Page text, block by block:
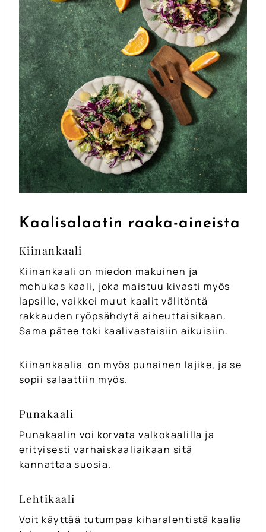
Kaalisalaatin raaka-aineista
Kiinankaali
Kiinankaali on miedon makuinen ja
mehukas kaali, joka maistuu kivasti myös
lapsille, vaikkei muut kaalit välitöntä
rakkauden ryöpsähdytä aiheuttaisikaan.
Sama pätee toki kaalivastaisiin aikuisiin.
Kiinankaalia on myös punainen lajike, ja se
sopii salaattiin myös.
Punakaali
Punakaalin voi korvata valkokaalilla ja
erityisesti varhaiskaaliaikaan sitä
kannattaa suosia.
Lehtikaali
Voit käyttää tutumpaa kiharalehtistä kaalia